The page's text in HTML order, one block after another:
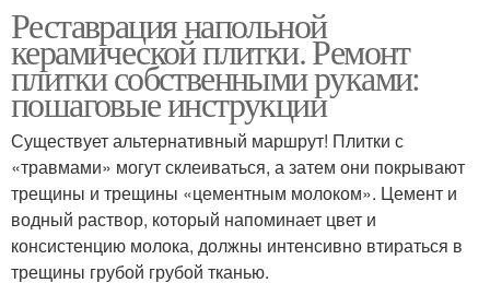
Реставрация напольной
керамической плитки. Ремонт
плитки собственными руками:
пошаговые инструкции
Существует альтернативный маршрут! Плитки с
«травмами» могут склеиваться, а затем они покрывают
трещины и трещины «цементным молоком». Цемент и
водный раствор, который напоминает цвет и
консистенцию молока, должны интенсивно втираться в
трещины грубой грубой тканью.